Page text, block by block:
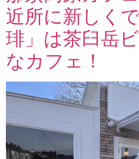
近所に新しく
琲」は茶臼岳
なカフェ！